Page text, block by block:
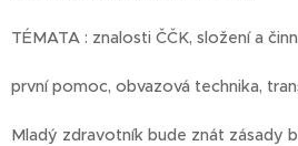
TÉMATA : znalosti ČČK, složení a
první pomoc, obvazová technika,
Mladý zdravotník bude znát zásady